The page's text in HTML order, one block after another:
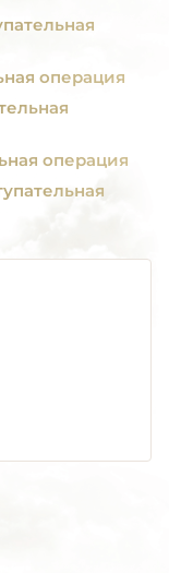
операция
операция